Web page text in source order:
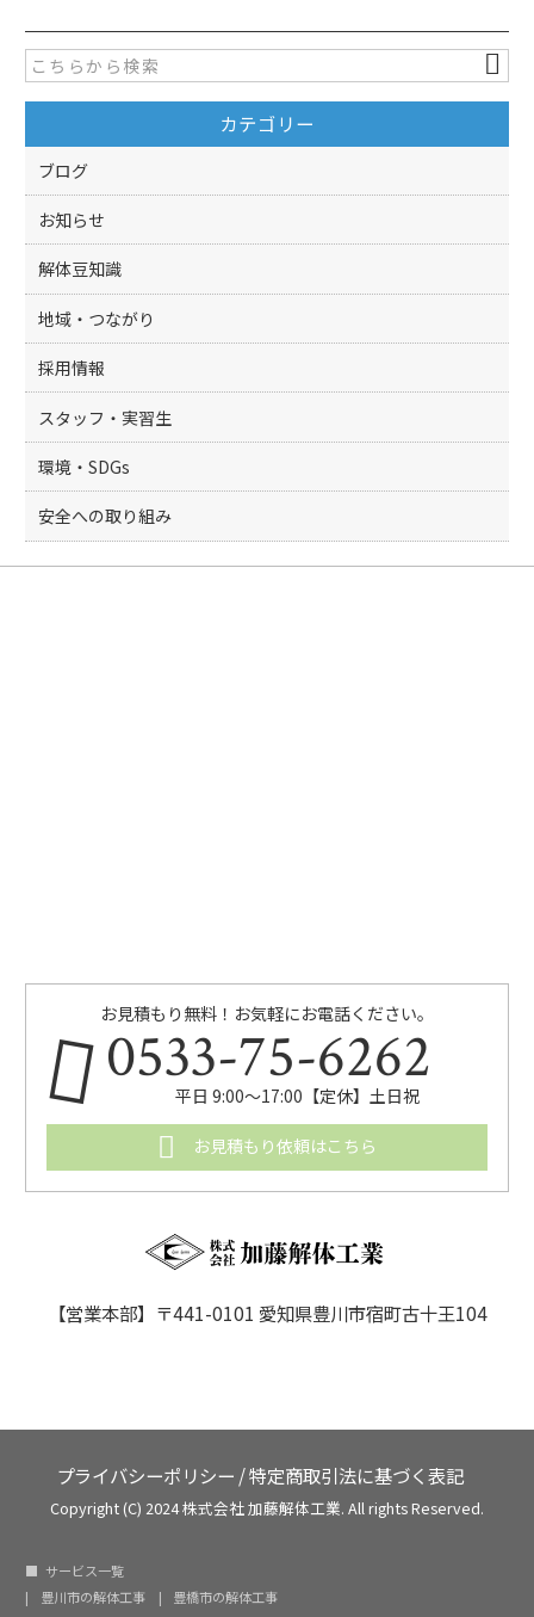
e
b
o
o
k
er
カテゴリー
ブログ
お知らせ
解体豆知識
地域・つながり
採用情報
スタッフ・実習生
環境・SDGs
安全への取り組み
お見積もり無料！お気軽にお電話ください。
0533-75-6262
平日 9:00〜17:00【定休】土日祝
お見積もり依頼はこちら
【営業本部】〒441-0101 愛知県豊川市宿町古十王104
プライバシーポリシー /特定商取引法に基づく表記
Copyright (C) 2024 株式会社 加藤解体工業. All rights Reserved.
サービス一覧
豊川市の解体工事
豊橋市の解体工事